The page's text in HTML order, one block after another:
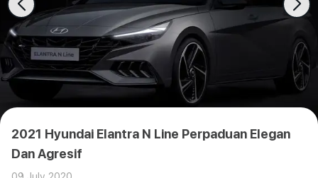
2021 Hyundai Elantra N Line Perpaduan Elegan
Dan Agresif